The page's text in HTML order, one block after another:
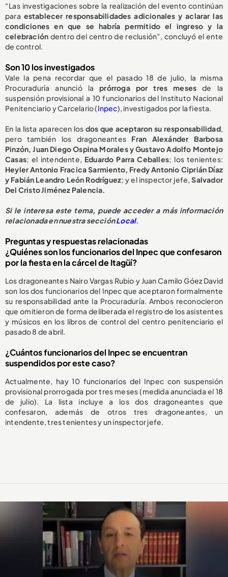
“Las investigaciones sobre la realización del evento continúan
para establecer responsabilidades adicionales y aclarar las
condiciones en que se habría permitido el ingreso y la
celebración dentro del centro de reclusión”, concluyó el ente
de control.
Son 10 los investigados
Vale la pena recordar que el pasado 18 de julio, la misma
Procuraduría anunció la prórroga por tres mesesde la
suspensión provisional a 10 funcionarios del Instituto Nacional
Penitenciario y Carcelario (Inpec), investigados por la fiesta.
En la lista aparecen los dos que aceptaron su responsabilidad,
pero también los dragoneantes Fran Alexánder Barbosa
Pinzón, Juan Diego Ospina Morales y Gustavo Adolfo Montejo
Casas; el intendente, Eduardo Parra Ceballes; los tenientes:
Heyler Antonio Fracica Sarmiento, Fredy Antonio Ciprián Díaz
y Fabián Leandro León Rodríguez; y el inspector jefe,Salvador
Del Cristo Jiménez Palencia.
Si le interesa este tema, puede acceder a más información
relacionada en nuestra secciónLocal.
Preguntas y respuestas relacionadas
¿Quiénes son los funcionarios del Inpec que confesaron
por la fiesta en la cárcel de Itagüí?
Los dragoneantes Nairo Vargas Rubio y Juan Camilo Góez David
son los dos funcionarios del Inpec que aceptaron formalmente
su responsabilidad ante la Procuraduría. Ambos reconocieron
que omitieron de forma deliberada el registro de los asistentes
y músicos en los libros de control del centro penitenciario el
pasado 8 de abril.
¿Cuántos funcionarios del Inpec se encuentran
suspendidos por este caso?
Actualmente, hay 10 funcionarios del Inpec con suspensión
provisional prorrogada por tres meses (medida anunciada el 18
de julio). La lista incluye a los dos dragoneantes que
confesaron, además de otros tres dragoneantes, un
intendente, tres tenientes y un inspector jefe.